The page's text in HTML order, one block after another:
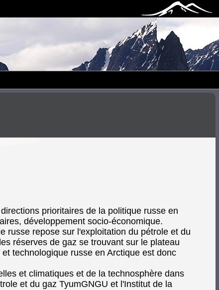
prioritaires de la politique russe en
développement socio-économique.
russe repose sur l'exploitation du pétrole et du
réserves de gaz se trouvant sur le plateau
technologique russe en Arctique est donc
et climatiques et de la technosphère dans
et du gaz TyumGNGU et l'Institut de la